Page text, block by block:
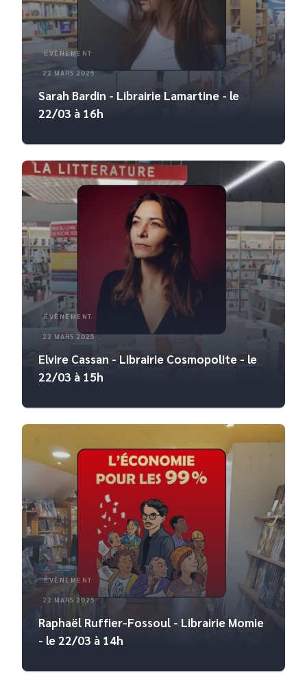
ÉVÈNEMENT
22 MARS 2025
Sarah Bardin - Librairie Lamartine - le
22/03 à 16h
ÉVÈNEMENT
22 MARS 2025
Elvire Cassan - Librairie Cosmopolite - le
22/03 à 15h
ÉVÈNEMENT
22 MARS 2025
Raphaël Ruffier-Fossoul - Librairie Momie
- le 22/03 à 14h